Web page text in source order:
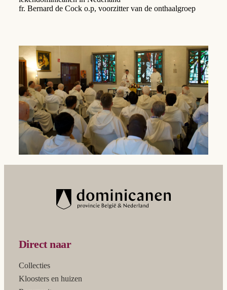
fr. Bernard de Cock o.p, voorzitter van de onthaalgroep
Direct naar
Collecties
Kloosters en huizen